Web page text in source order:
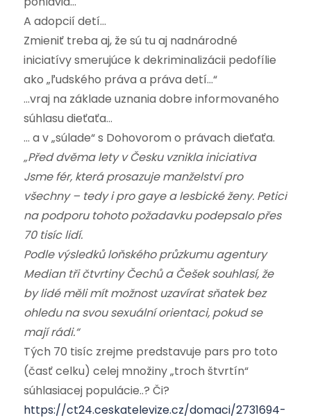
A adopcií detí…
Zmieniť treba aj, že sú tu aj nadnárodné
iniciatívy smerujúce k dekriminalizácii pedofílie
ako „ľudského práva a práva detí…“
…vraj na základe uznania dobre informovaného
súhlasu dieťaťa…
… a v „súlade“ s Dohovorom o právach dieťaťa.
„Před dvěma lety v Česku vznikla iniciativa
Jsme fér, která prosazuje manželství pro
všechny – tedy i pro gaye a lesbické ženy. Petici
na podporu tohoto požadavku podepsalo přes
70 tisíc lidí.
Podle výsledků loňského průzkumu agentury
Median tři čtvrtiny Čechů a Češek souhlasí, že
by lidé měli mít možnost uzavírat sňatek bez
ohledu na svou sexuální orientaci, pokud se
mají rádi.“
Tých 70 tisíc zrejme predstavuje pars pro toto
(časť celku) celej množiny „troch štvrtín“
súhlasiacej populácie..? Či?
https://ct24.ceskatelevize.cz/domaci/2731694-